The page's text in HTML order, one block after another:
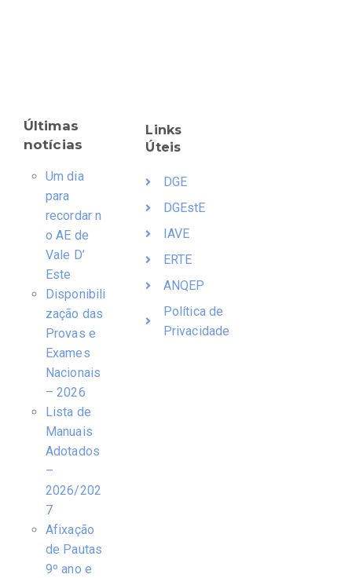
Últimas
notícias
Um dia
para
recordar n
o AE de
Vale D’
Este
Disponibili
zação das
Provas e
Exames
Nacionais
– 2026
Lista de
Manuais
Adotados
–
2026/202
7
Afixação
de Pautas
9º ano e
Links
Úteis
DGE
DGEstE
IAVE
ERTE
ANQEP
Política de
Privacidade